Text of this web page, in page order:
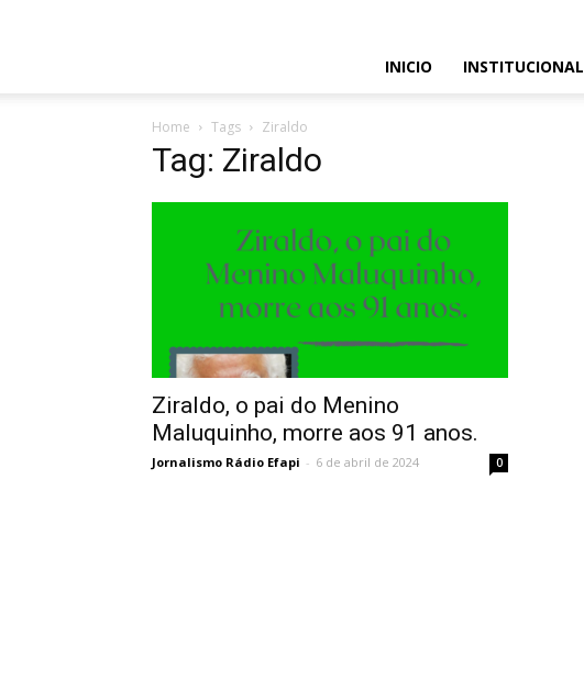
INICIO INSTITUCIONAL
Home Tags Ziraldo
Tag: Ziraldo
Ziraldo, o pai do Menino
Maluquinho, morre aos 91 anos.
Jornalismo Rádio Efapi - 6 de abril de 2024 0